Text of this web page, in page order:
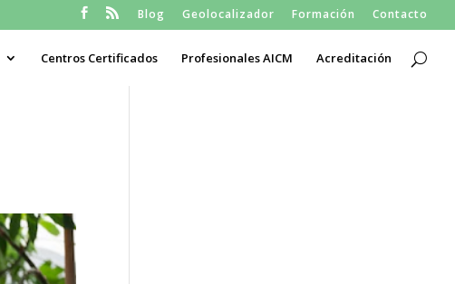
Blog Geolocalizador Formación Contacto
Centros Certificados Profesionales AICM Acreditación